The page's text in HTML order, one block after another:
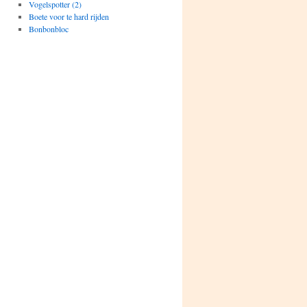
Vogelspotter (2)
Boete voor te hard rijden
Bonbonbloc